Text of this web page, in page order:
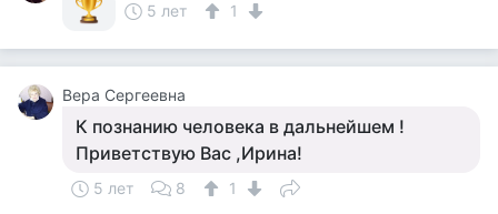
5 лет
1
Вера Сергеевна
К познанию человека в дальнейшем !
Приветствую Вас ,Ирина!
5 лет 8
1